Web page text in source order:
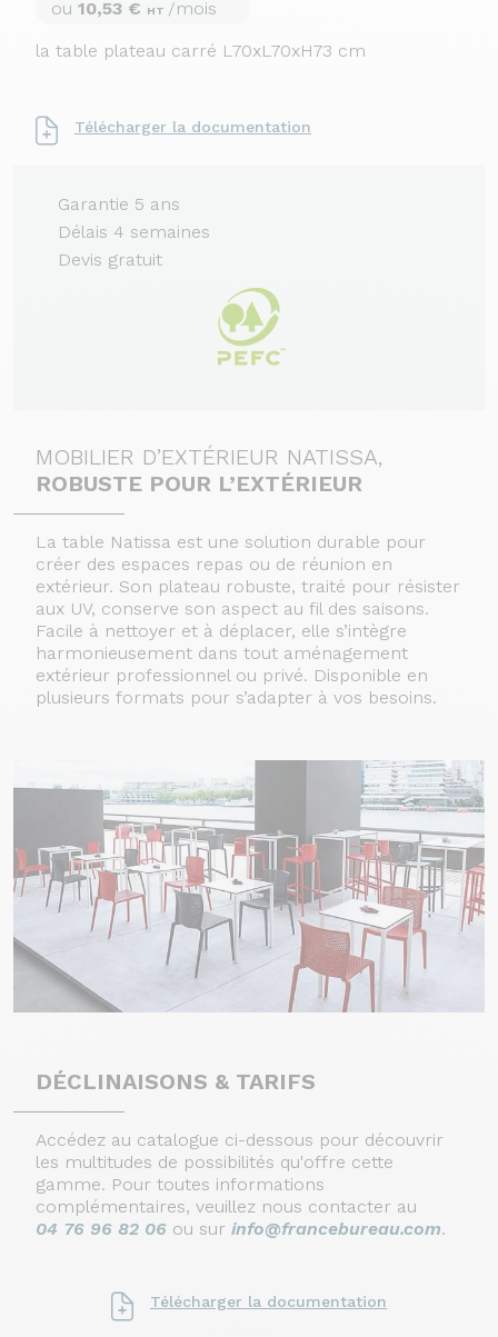
Continuer sans accepter
ou 10,53 € HT /mois
la table plateau carré L70xL70xH73 cm
Télécharger la documentation
Garantie 5 ans
Délais 4 semaines
Devis gratuit
MOBILIER D’EXTÉRIEUR NATISSA,
ROBUSTE POUR L’EXTÉRIEUR
La table Natissa est une solution durable pour
créer des espaces repas ou de réunion en
extérieur. Son plateau robuste, traité pour résister
aux UV, conserve son aspect au fil des saisons.
Facile à nettoyer et à déplacer, elle s’intègre
harmonieusement dans tout aménagement
extérieur professionnel ou privé. Disponible en
plusieurs formats pour s’adapter à vos besoins.
DÉCLINAISONS & TARIFS
Accédez au catalogue ci-dessous pour découvrir
les multitudes de possibilités qu'offre cette
gamme. Pour toutes informations
complémentaires, veuillez nous contacter au
04 76 96 82 06 ou sur info@francebureau.com.
Télécharger la documentation